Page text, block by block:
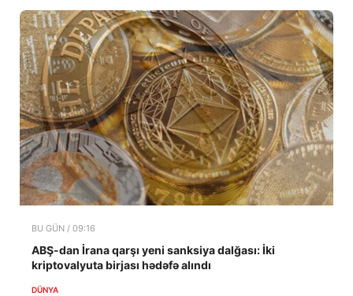
BU GÜN / 09:16
ABŞ-dan İrana qarşı yeni sanksiya dalğası: İki
kriptovalyuta birjası hədəfə alındı
DÜNYA